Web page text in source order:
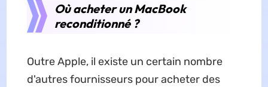
Où acheter un MacBook
reconditionné ?
Outre Apple, il existe un certain nombre
d'autres fournisseurs pour acheter des